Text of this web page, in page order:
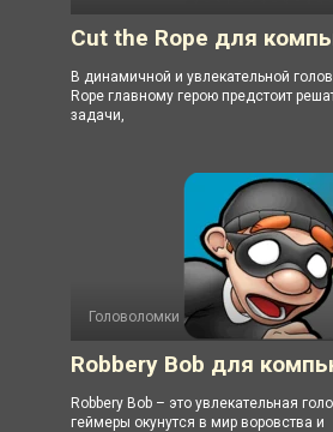
Cut the Rope для
В динамичной и увлекательной
Rope главному герою предстоит
задачи,
Головоломки
Robbery Bob для
Robbery Bob – это увлекательная
геймеры окунутся в мир воровства и